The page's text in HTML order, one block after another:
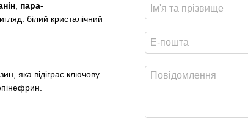
пара-
білий кристалічний
яка відіграє ключову